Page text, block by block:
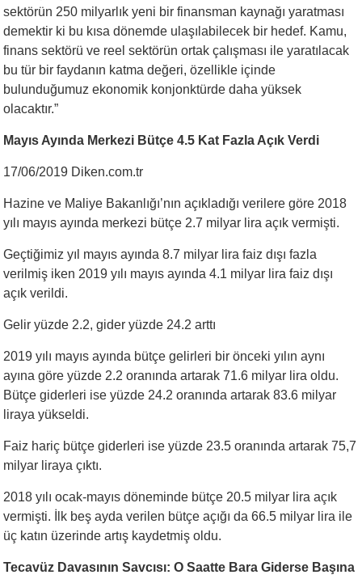
sektörün 250 milyarlık yeni bir finansman kaynağı yaratması
demektir ki bu kısa dönemde ulaşılabilecek bir hedef. Kamu,
finans sektörü ve reel sektörün ortak çalışması ile yaratılacak
bu tür bir faydanın katma değeri, özellikle içinde
bulunduğumuz ekonomik konjonktürde daha yüksek
olacaktır.”
Mayıs Ayında Merkezi Bütçe 4.5 Kat Fazla Açık Verdi
17/06/2019 Diken.com.tr
Hazine ve Maliye Bakanlığı’nın açıkladığı verilere göre 2018
yılı mayıs ayında merkezi bütçe 2.7 milyar lira açık vermişti.
Geçtiğimiz yıl mayıs ayında 8.7 milyar lira faiz dışı fazla
verilmiş iken 2019 yılı mayıs ayında 4.1 milyar lira faiz dışı
açık verildi.
Gelir yüzde 2.2, gider yüzde 24.2 arttı
2019 yılı mayıs ayında bütçe gelirleri bir önceki yılın aynı
ayına göre yüzde 2.2 oranında artarak 71.6 milyar lira oldu.
Bütçe giderleri ise yüzde 24.2 oranında artarak 83.6 milyar
liraya yükseldi.
Faiz hariç bütçe giderleri ise yüzde 23.5 oranında artarak 75,7
milyar liraya çıktı.
2018 yılı ocak-mayıs döneminde bütçe 20.5 milyar lira açık
vermişti. İlk beş ayda verilen bütçe açığı da 66.5 milyar lira ile
üç katın üzerinde artış kaydetmiş oldu.
Tecavüz Davasının Savcısı: O Saatte Bara Giderse Başına